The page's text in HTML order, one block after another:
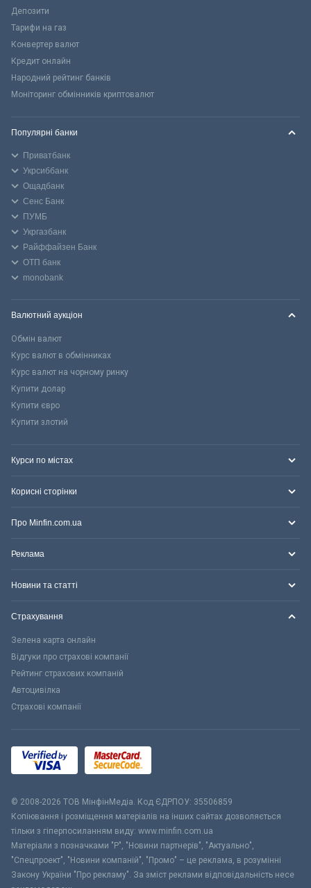
Депозити
Тарифи на газ
Конвертер валют
Кредит онлайн
Народний рейтинг банків
Моніторинг обмінників криптовалют
Популярні банки
Приватбанк
Укрсиббанк
Ощадбанк
Сенс Банк
ПУМБ
Укргазбанк
Райффайзен Банк
ОТП банк
monobank
Валютний аукціон
Обмін валют
Курс валют в обмінниках
Курс валют на чорному ринку
Купити долар
Купити євро
Купити злотий
Курси по містах
Корисні сторінки
Про Minfin.com.ua
Реклама
Новини та статті
Страхування
Зелена карта онлайн
Відгуки про страхові компанії
Рейтинг страхових компаній
Автоцивілка
Страхові компанії
© 2008-2026 ТОВ МiнфiнМедiа. Код ЄДРПОУ: 35506859
Копіювання і розміщення матеріалів на інших сайтах дозволяється
тільки з гіперпосиланням виду: www.minfin.com.ua
Матеріали з позначками "Р", "Новини партнерів", "Актуально",
"Спецпроект", "Новини компаній", "Промо" – це реклама, в розумінні
Закону України "Про рекламу". За зміст реклами відповідальність несе